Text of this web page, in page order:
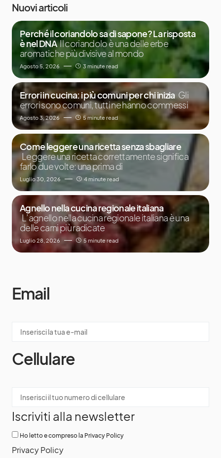
Nuovi articoli
Perché il coriandolo sa di sapone? La risposta
è nel DNA Il coriandolo è una delle erbe
aromatiche più divisive al mondo
Agosto 5, 2026 3 minute read
Errori in cucina: i più comuni per chi inizia Gli
errori sono comuni, tutti ne hanno commessi
Agosto 3, 2026 5 minute read
Come leggere una ricetta senza sbagliare
Leggere una ricetta correttamente significa
farlo due volte: una prima di
Luglio 30, 2026 4 minute read
Agnello nella cucina regionale italiana
L’agnello nella cucina regionale italiana è una
delle carni più radicate
Luglio 28, 2026 5 minute read
Email
Cellulare
Iscriviti alla newsletter
Ho letto e compreso la Privacy Policy
Privacy Policy